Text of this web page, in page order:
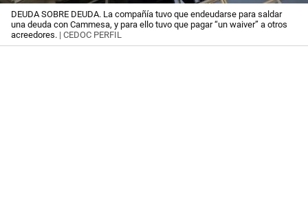
DEUDA SOBRE DEUDA. La compañía tuvo que endeudarse para saldar
una deuda con Cammesa, y para ello tuvo que pagar “un waiver” a otros
acreedores. | CEDOC PERFIL